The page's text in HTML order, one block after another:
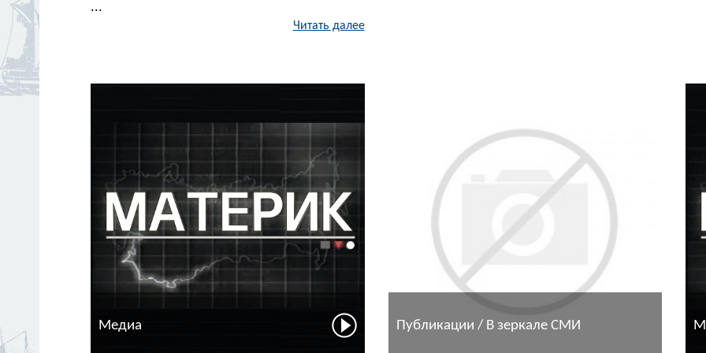
...
Читать далее
Медиа Публикации / В зеркале СМИ